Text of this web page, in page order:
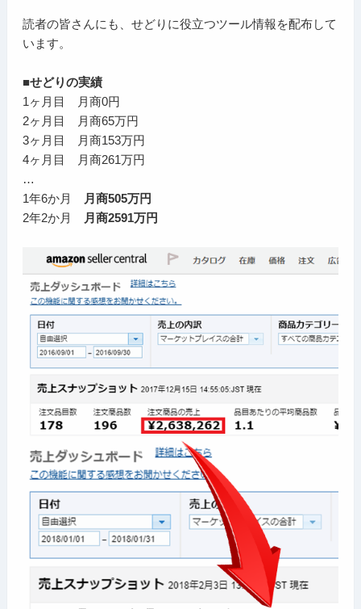
読者の皆さんにも、せどりに役立つツール情報を配布して
います。
■せどりの実績
1ヶ月目 月商0円
2ヶ月目 月商65万円
3ヶ月目 月商153万円
4ヶ月目 月商261万円
…
1年6か月
月商505万円
2年2か月
月商2591万円